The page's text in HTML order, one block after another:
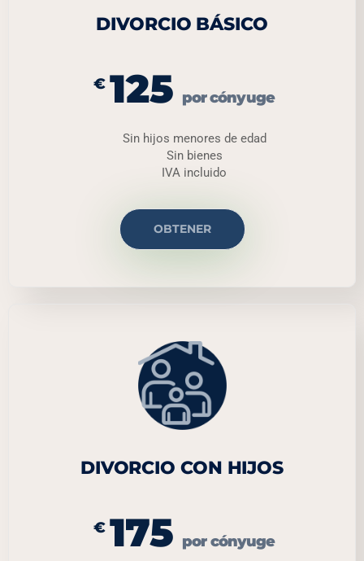
DIVORCIO BÁSICO
€ 125 por cónyuge
Sin hijos menores de edad
Sin bienes
IVA incluido
OBTENER
DIVORCIO CON HIJOS
€ 175 por cónyuge